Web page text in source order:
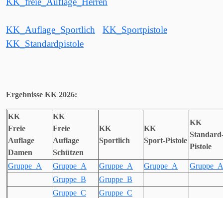
KK_Auflage_Sportlich
KK_Sportpistole
KK_Standardpistole
Ergebnisse KK 2026:
KK
Freie
Auflage
Damen
KK
Freie
Auflage
Schützen
KK
Sportlich
KK
Sport-Pistole
KK
Pistole
Gruppe_A Gruppe_A Gruppe_A Gruppe_A
Gruppe_A
Gruppe_B
Gruppe_B
Gruppe_C
Gruppe_C